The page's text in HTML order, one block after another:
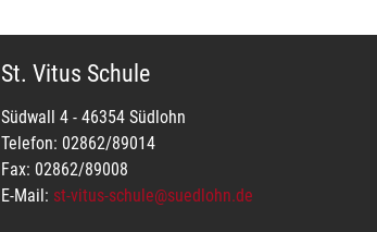
St. Vitus Schule
Südwall 4 - 46354 Südlohn
Telefon: 02862/89014
Fax: 02862/89008
E-Mail: st-vitus-schule@suedlohn.de